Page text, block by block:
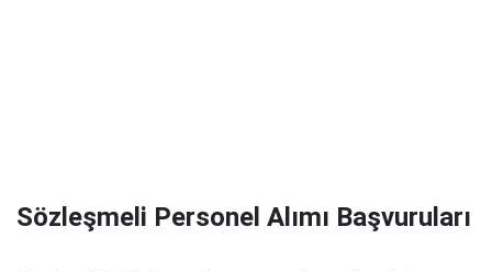
Sözleşmeli Personel Alımı Başvuruları